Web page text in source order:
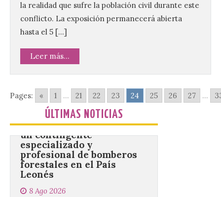
la realidad que sufre la población civil durante este
conflicto. La exposición permanecerá abierta
hasta el 5 […]
Leer más...
Pages: « 1 ... 21 22 23 24 25 26 27 ...
ÚLTIMAS NOTICIAS
Sacra de la Universidad
Pontificia de Salamanca
(UPSA), premiará composiciones
inéditas, destinadas a coro, con un
podrán presentarse hasta el 30 de
noviembre. La Universidad, a […]
Conceyu vuelve a exigir
un contingente
especializado y
profesional de bomberos
forestales en el País
Leonés
8 Ago 2026